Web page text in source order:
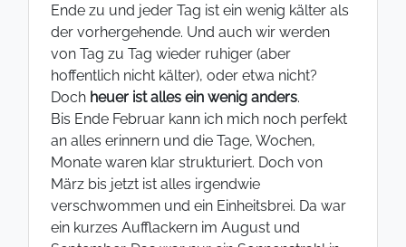
Ende zu und jeder Tag ist ein wenig kälter als
der vorhergehende. Und auch wir werden
von Tag zu Tag wieder ruhiger (aber
hoffentlich nicht kälter), oder etwa nicht?
Doch heuer ist alles ein wenig anders.
Bis Ende Februar kann ich mich noch perfekt
an alles erinnern und die Tage, Wochen,
Monate waren klar strukturiert. Doch von
März bis jetzt ist alles irgendwie
verschwommen und ein Einheitsbrei. Da war
ein kurzes Aufflackern im August und